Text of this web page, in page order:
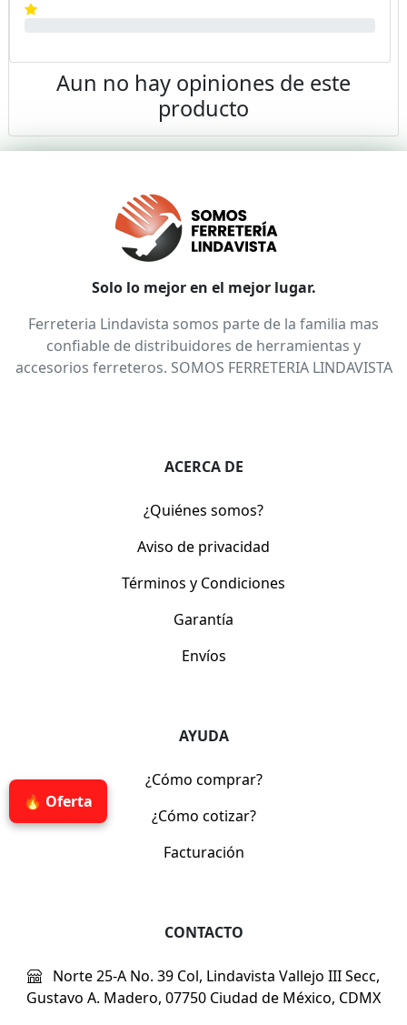
🔥 Oferta
Aun no hay opiniones de este
producto
Solo lo mejor en el mejor lugar.
Ferreteria Lindavista somos parte de la familia mas
confiable de distribuidores de herramientas y
accesorios ferreteros. SOMOS FERRETERIA LINDAVISTA
ACERCA DE
¿Quiénes somos?
Aviso de privacidad
Términos y Condiciones
Garantía
Envíos
AYUDA
¿Cómo comprar?
¿Cómo cotizar?
Facturación
CONTACTO
Norte 25-A No. 39 Col, Lindavista Vallejo III Secc,
Gustavo A. Madero, 07750 Ciudad de México, CDMX